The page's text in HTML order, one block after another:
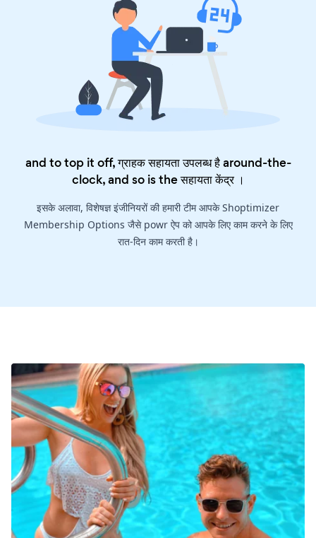
and to top it off, ग्राहक सहायता उपलब्ध है around-the-
clock, and so is theसहायता केंद्र।
इसके अलावा, विशेषज्ञ इंजीनियरों की हमारी टीम आपके Shoptimizer
Membership Options जैसे powr ऐप को आपके लिए काम करने के लिए
रात-दिन काम करती है।